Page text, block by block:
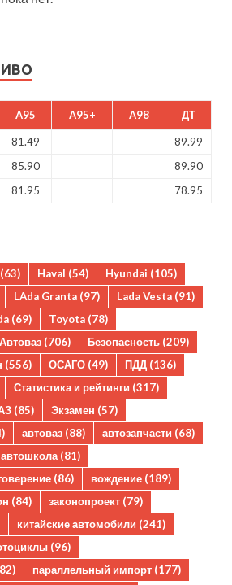
A95 A95+ A98 ДТ
81.49
89.99
85.90
89.90
81.95 78.95
(63) Haval (54) Hyundai (105)
LAda Granta (97) Lada Vesta (91)
(69) Toyota (78)
Автоваз (706) Безопасность (209)
(556) ОСАГО (49) ПДД (136)
Статистика и рейтинги (317)
(85) Экзамен (57)
автоваз (88) автозапчасти (68)
автошкола (81)
(86) вождение (189)
(84) законопроект (79)
китайские автомобили (241)
(96)
параллельный импорт (177)